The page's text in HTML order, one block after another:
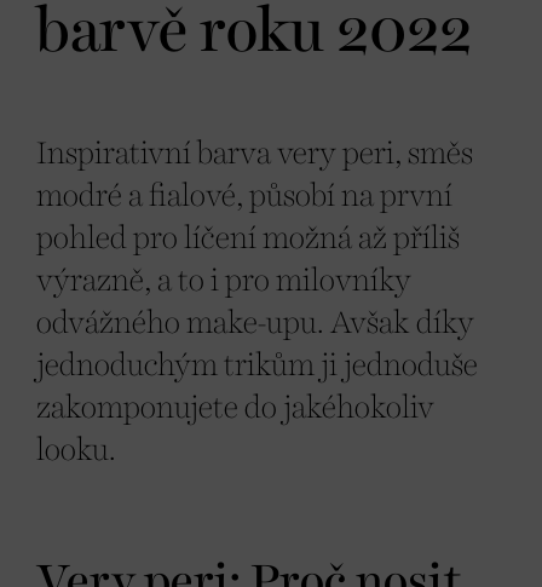
barvě roku 2022
Inspirativní barva very peri, směs
modré a fialové, působí na první
pohled pro líčení možná až příliš
výrazně, a to i pro milovníky
odvážného make-upu. Avšak díky
jednoduchým trikům ji jednoduše
zakomponujete do jakéhokoliv
looku.